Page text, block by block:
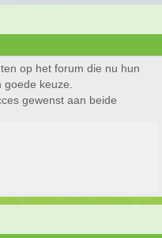
op het forum die nu hun
keuze.
gewenst aan beide